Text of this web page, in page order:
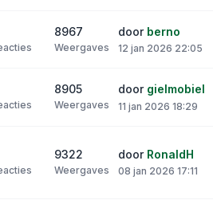
8967
Weergaves
door berno
12 jan 2026 22:05
8905
Weergaves
door gielmobiel
11 jan 2026 18:29
9322
Weergaves
door RonaldH
08 jan 2026 17:11